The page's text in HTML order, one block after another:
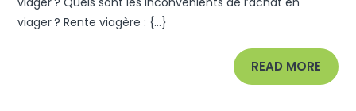
viager ? Rente viagère : {...}
READ MORE READ
MORE